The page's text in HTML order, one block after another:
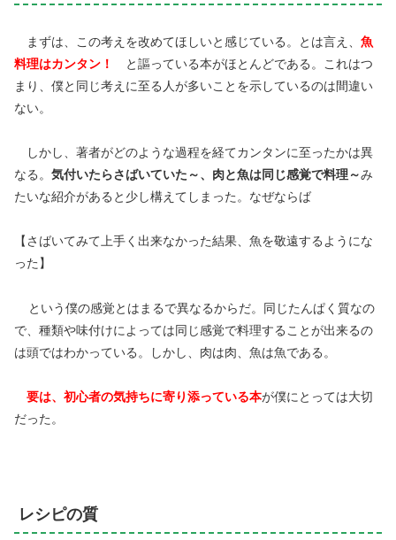
まずは、この考えを改めてほしいと感じている。とは言え、 魚
料理はカンタン！
と謳っている本がほとんどである。これはつ
まり、僕と同じ考えに至る人が多いことを示しているのは間違い
ない。
しかし、著者がどのような過程を経てカンタンに至ったかは異
なる。 気付いたらさばいていた～、肉と魚は同じ感覚で料理～み
たいな紹介があると少し構えてしまった。なぜならば
【さばいてみて上手く出来なかった結果、魚を敬遠するようにな
った】
という僕の感覚とはまるで異なるからだ。同じたんぱく質なの
で、種類や味付けによっては同じ感覚で料理することが出来るの
は頭ではわかっている。しかし、肉は肉、魚は魚である。
要は、初心者の気持ちに寄り添っている本が僕にとっては大切
だった。
レシピの質